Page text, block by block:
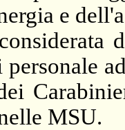
e
MSU.